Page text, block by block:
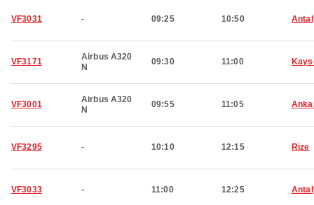
VF3031 - 09:25 10:50
VF3171
Airbus A320
N
09:30 11:00
VF3001
Airbus A320
N
09:55 11:05
VF3295 - 10:10 12:15 Rize
VF3033 - 11:00 12:25